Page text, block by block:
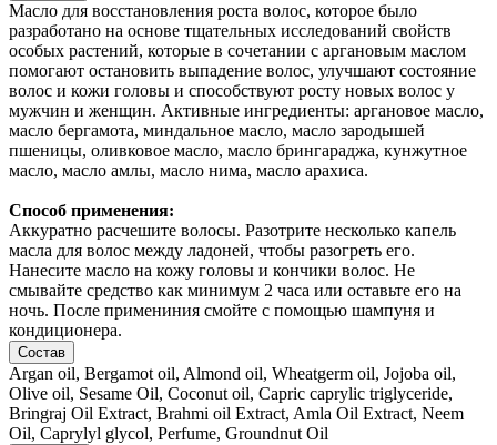
Масло для восстановления роста волос, которое было
разработано на основе тщательных исследований свойств
особых растений, которые в сочетании с аргановым маслом
помогают остановить выпадение волос, улучшают состояние
волос и кожи головы и способствуют росту новых волос у
мужчин и женщин. Активные ингредиенты: аргановое масло,
масло бергамота, миндальное масло, масло зародышей
пшеницы, оливковое масло, масло брингараджа, кунжутное
масло, масло амлы, масло нима, масло арахиса.
Способ применения:
Аккуратно расчешите волосы. Разотрите несколько капель
масла для волос между ладоней, чтобы разогреть его.
Нанесите масло на кожу головы и кончики волос. Не
смывайте средство как минимум 2 часа или оставьте его на
ночь. После примениния смойте с помощью шампуня и
кондиционера.
Состав
Argan oil, Bergamot oil, Almond oil, Wheatgerm oil, Jojoba oil,
Olive oil, Sesame Oil, Coconut oil, Capric caprylic triglyceride,
Bringraj Oil Extract, Brahmi oil Extract, Amla Oil Extract, Neem
Oil, Caprylyl glycol, Perfume, Groundnut Oil